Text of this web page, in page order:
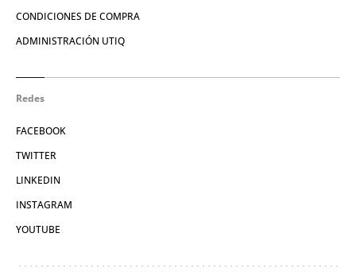
CONDICIONES DE COMPRA
ADMINISTRACIÓN UTIQ
Redes
FACEBOOK
TWITTER
LINKEDIN
INSTAGRAM
YOUTUBE